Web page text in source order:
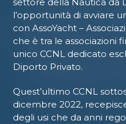
l’opportunità di avviare
con AssoYacht –
che è tra le associazioni
unico CCNL dedicato
Diporto Privato.
Quest’ultimo CCNL
dicembre 2022,
degli usi che da anni